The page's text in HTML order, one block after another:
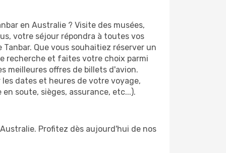
en Australie ? Visite des musées,
votre séjour répondra à toutes vos
Que vous souhaitiez réserver un
recherche et faites votre choix parmi
meilleures offres de billets d'avion.
dates et heures de votre voyage,
soute, sièges, assurance, etc...).
Profitez dès aujourd'hui de nos